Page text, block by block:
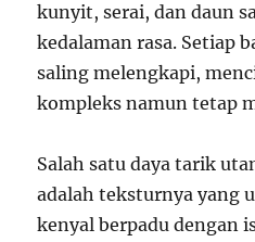
kunyit, serai, dan daun
kedalaman rasa. Setiap
saling melengkapi,
kompleks namun tetap
Salah satu daya tarik
adalah teksturnya yang
kenyal berpadu dengan